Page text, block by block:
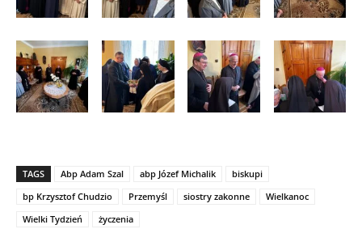
TAGS Abp Adam Szal abp Józef Michalik
biskupi
bp Krzysztof Chudzio
Przemyśl siostry zakonne
Wielkanoc
Wielki Tydzień
życzenia